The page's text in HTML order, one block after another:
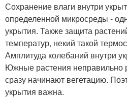
Сохранение влаги внутри
определенной микросреды -
укрытия. Также защита
температур, некий такой
Амплитуда колебаний внутри
Южные растения неправильно
сразу начинают вегетацию.
укрытия важна.